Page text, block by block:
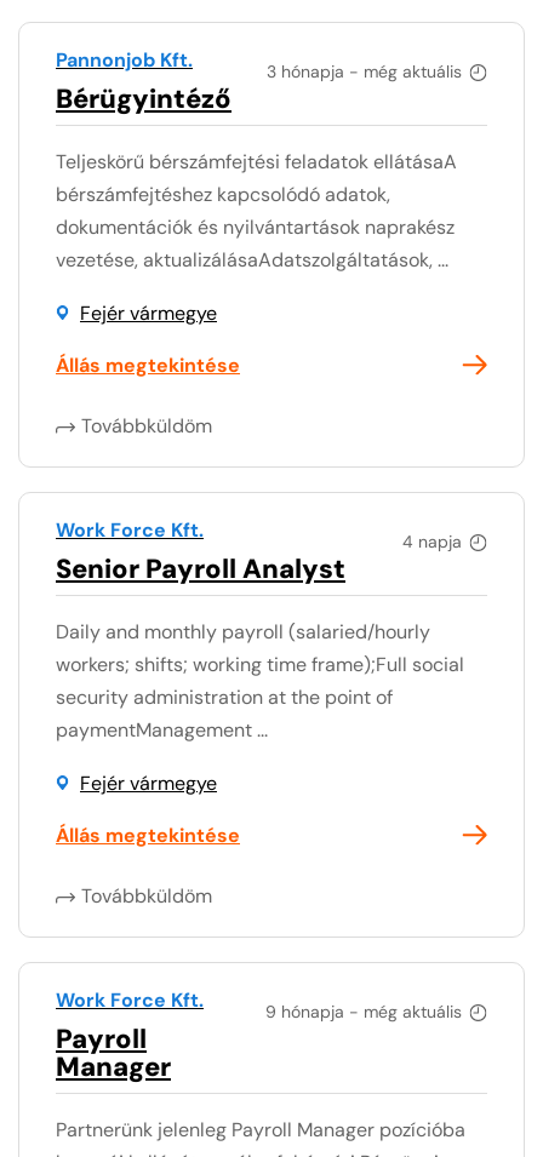
3 hónapja - még aktuális
Pannonjob Kft.
Bérügyintéző
Teljeskörű bérszámfejtési feladatok ellátásaA
bérszámfejtéshez kapcsolódó adatok,
dokumentációk és nyilvántartások naprakész
vezetése, aktualizálásaAdatszolgáltatások, ...
Fejér vármegye
Állás megtekintése
Továbbküldöm
4 napja
Work Force Kft.
Senior Payroll Analyst
Daily and monthly payroll (salaried/hourly
workers; shifts; working time frame);Full social
security administration at the point of
paymentManagement ...
Fejér vármegye
Állás megtekintése
Továbbküldöm
9 hónapja - még aktuális
Work Force Kft.
Payroll
Manager
Partnerünk jelenleg Payroll Manager pozícióba